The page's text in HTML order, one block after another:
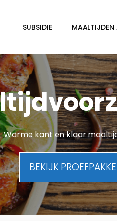
SUBSIDIE MAALTIJDEN
Warme kant en klaar
BEKIJK